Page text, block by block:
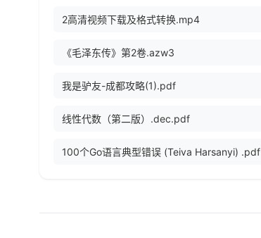
2高清视频下载及格式转换.mp4
《毛泽东传》第2卷.azw3
我是驴友-成都攻略(1).pdf
线性代数（第二版）.dec.pdf
100个Go语言典型错误 (Teiva Harsanyi) .pdf